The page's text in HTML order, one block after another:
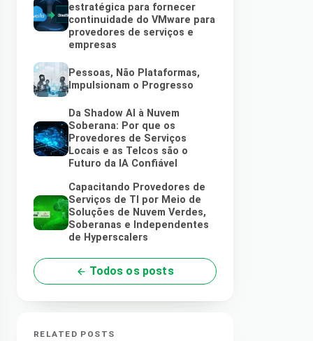
estratégica para fornecer
continuidade do VMware para
provedores de serviços e
empresas
Pessoas, Não Plataformas,
Impulsionam o Progresso
Da Shadow AI à Nuvem
Soberana: Por que os
Provedores de Serviços
Locais e as Telcos são o
Futuro da IA Confiável
Capacitando Provedores de
Serviços de TI por Meio de
Soluções de Nuvem Verdes,
Soberanas e Independentes
de Hyperscalers
Todos os posts
RELATED POSTS